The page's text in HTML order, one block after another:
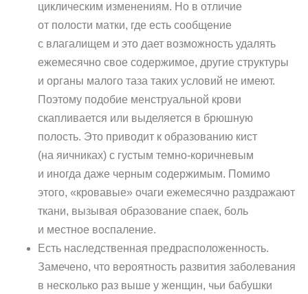
циклическим изменениям. Но в отличие
от полости матки, где есть сообщение
с влагалищем и это дает возможность удалять
ежемесячно свое содержимое, другие структуры
и органы малого таза таких условий не имеют.
Поэтому подобие менструальной крови
скапливается или выделяется в брюшную
полость. Это приводит к образованию кист
(на яичниках) с густым темно-коричневым
и иногда даже черным содержимым. Помимо
этого, «кровавые» очаги ежемесячно раздражают
ткани, вызывая образование спаек, боль
и местное воспаление.
Есть наследственная предрасположенность.
Замечено, что вероятность развития заболевания
в несколько раз выше у женщин, чьи бабушки